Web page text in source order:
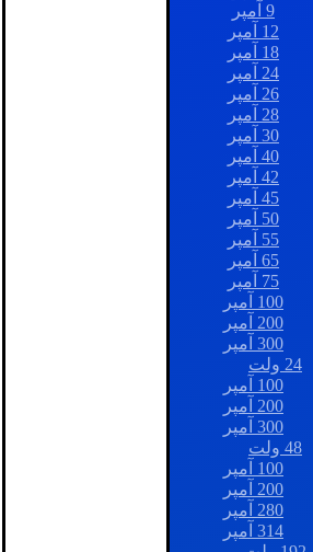
9 آمپر
12 آمپر
18 آمپر
24 آمپر
26 آمپر
28 آمپر
30 آمپر
40 آمپر
42 آمپر
45 آمپر
50 آمپر
55 آمپر
65 آمپر
75 آمپر
100 آمپر
200 آمپر
300 آمپر
24 ولت
100 آمپر
200 آمپر
300 آمپر
48 ولت
100 آمپر
200 آمپر
280 آمپر
314 آمپر